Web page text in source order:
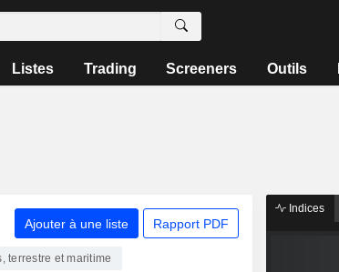
Listes Trading Screeners Outils
Ajouter à une liste Rapport PDF
terrestre et maritime
Indices